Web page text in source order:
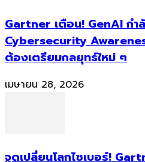
Gartner เตือน! GenAI กำ
Cybersecurity
ต้องเตรียมกลยุทธ์ใหม่ ๆ
เมษายน 28, 2026
จุดเปลี่ยนโลกไซเบอร์!